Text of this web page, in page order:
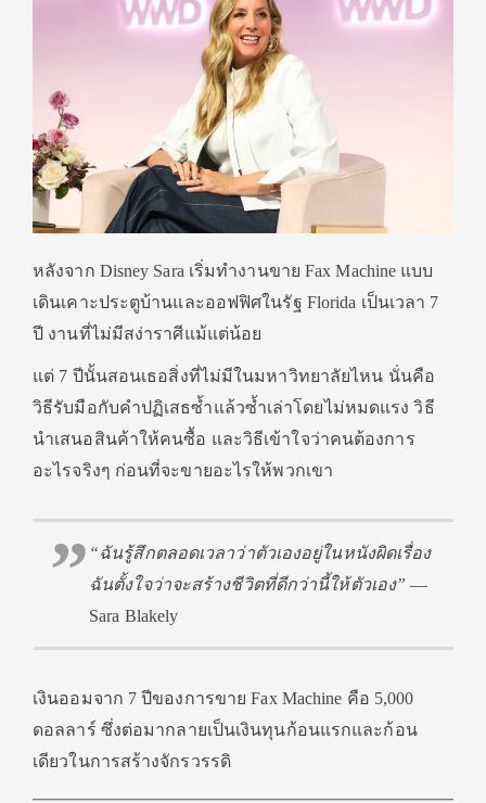
หลังจาก Disney Sara เริ่มทำงานขาย Fax Machine แบบ
เดินเคาะประตูบ้านและออฟฟิศในรัฐ Florida เป็นเวลา 7
ปี งานที่ไม่มีสง่าราศีแม้แต่น้อย
แต่ 7 ปีนั้นสอนเธอสิ่งที่ไม่มีในมหาวิทยาลัยไหน นั่นคือ
วิธีรับมือกับคำปฏิเสธซ้ำแล้วซ้ำเล่าโดยไม่หมดแรง วิธี
นำเสนอสินค้าให้คนซื้อ และวิธีเข้าใจว่าคนต้องการ
อะไรจริงๆ ก่อนที่จะขายอะไรให้พวกเขา
“ฉันรู้สึกตลอดเวลาว่าตัวเองอยู่ในหนังผิดเรื่อง
ฉันตั้งใจว่าจะสร้างชีวิตที่ดีกว่านี้ให้ตัวเอง” —
Sara Blakely
เงินออมจาก 7 ปีของการขาย Fax Machine คือ 5,000
ดอลลาร์ ซึ่งต่อมากลายเป็นเงินทุนก้อนแรกและก้อน
เดียวในการสร้างจักรวรรดิ